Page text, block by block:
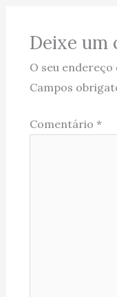
Deixe um
O seu
Campos
Comentário *